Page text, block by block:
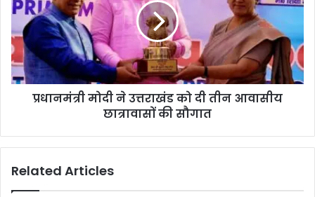
प्रधानमंत्री मोदी ने उत्तराखंड को दी तीन आवासीय
छात्रावासों की सौगात
Related Articles